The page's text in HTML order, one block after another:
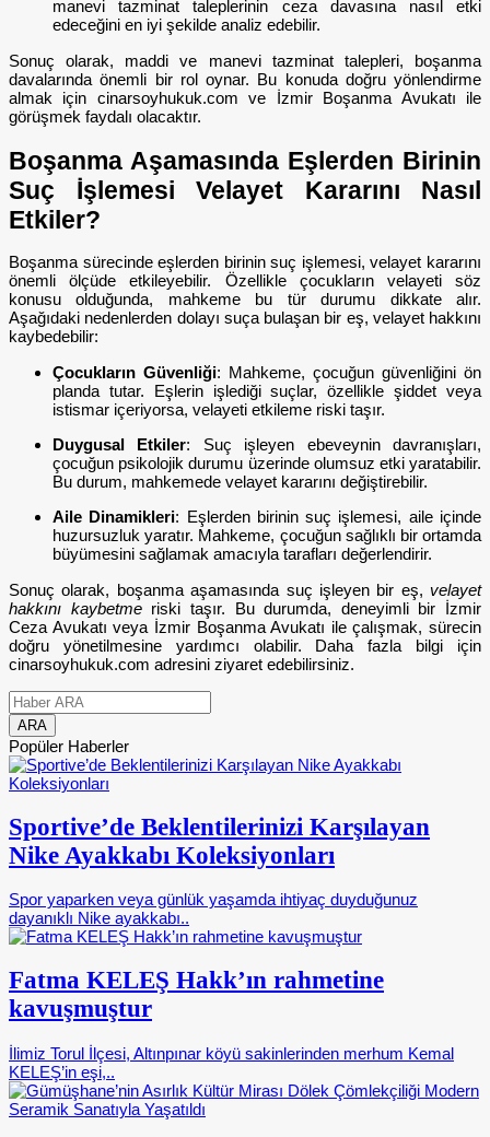
manevi tazminat taleplerinin ceza davasına nasıl etki
edeceğini en iyi şekilde analiz edebilir.
Sonuç olarak, maddi ve manevi tazminat talepleri, boşanma
davalarında önemli bir rol oynar. Bu konuda doğru yönlendirme
almak için cinarsoyhukuk.com ve İzmir Boşanma Avukatı ile
görüşmek faydalı olacaktır.
Boşanma Aşamasında Eşlerden Birinin
Suç İşlemesi Velayet Kararını Nasıl
Etkiler?
Boşanma sürecinde eşlerden birinin suç işlemesi, velayet kararını
önemli ölçüde etkileyebilir. Özellikle çocukların velayeti söz
konusu olduğunda, mahkeme bu tür durumu dikkate alır.
Aşağıdaki nedenlerden dolayı suça bulaşan bir eş, velayet hakkını
kaybedebilir:
Çocukların Güvenliği: Mahkeme, çocuğun güvenliğini ön
planda tutar. Eşlerin işlediği suçlar, özellikle şiddet veya
istismar içeriyorsa, velayeti etkileme riski taşır.
Duygusal Etkiler: Suç işleyen ebeveynin davranışları,
çocuğun psikolojik durumu üzerinde olumsuz etki yaratabilir.
Bu durum, mahkemede velayet kararını değiştirebilir.
Aile Dinamikleri: Eşlerden birinin suç işlemesi, aile içinde
huzursuzluk yaratır. Mahkeme, çocuğun sağlıklı bir ortamda
büyümesini sağlamak amacıyla tarafları değerlendirir.
Sonuç olarak, boşanma aşamasında suç işleyen bir eş, velayet
hakkını kaybetmeriski taşır. Bu durumda, deneyimli bir İzmir
Ceza Avukatı veya İzmir Boşanma Avukatı ile çalışmak, sürecin
doğru yönetilmesine yardımcı olabilir. Daha fazla bilgi için
cinarsoyhukuk.com adresini ziyaret edebilirsiniz.
Popüler Haberler
Sportive’de Beklentilerinizi Karşılayan
Nike Ayakkabı Koleksiyonları
Spor yaparken veya günlük yaşamda ihtiyaç duyduğunuz
dayanıklı Nike ayakkabı..
Fatma KELEŞ Hakk’ın rahmetine
kavuşmuştur
İlimiz Torul İlçesi, Altınpınar köyü sakinlerinden merhum Kemal
KELEŞ’in eşi,..